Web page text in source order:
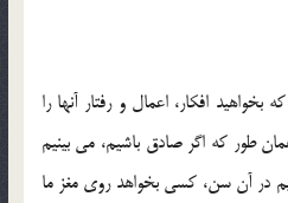
بخواهيد افکار، اعمال و رفتار آنها را
طور که اگر صادق باشيم، مي بينيم
در آن سن، کسي بخواهد روي مغز ما